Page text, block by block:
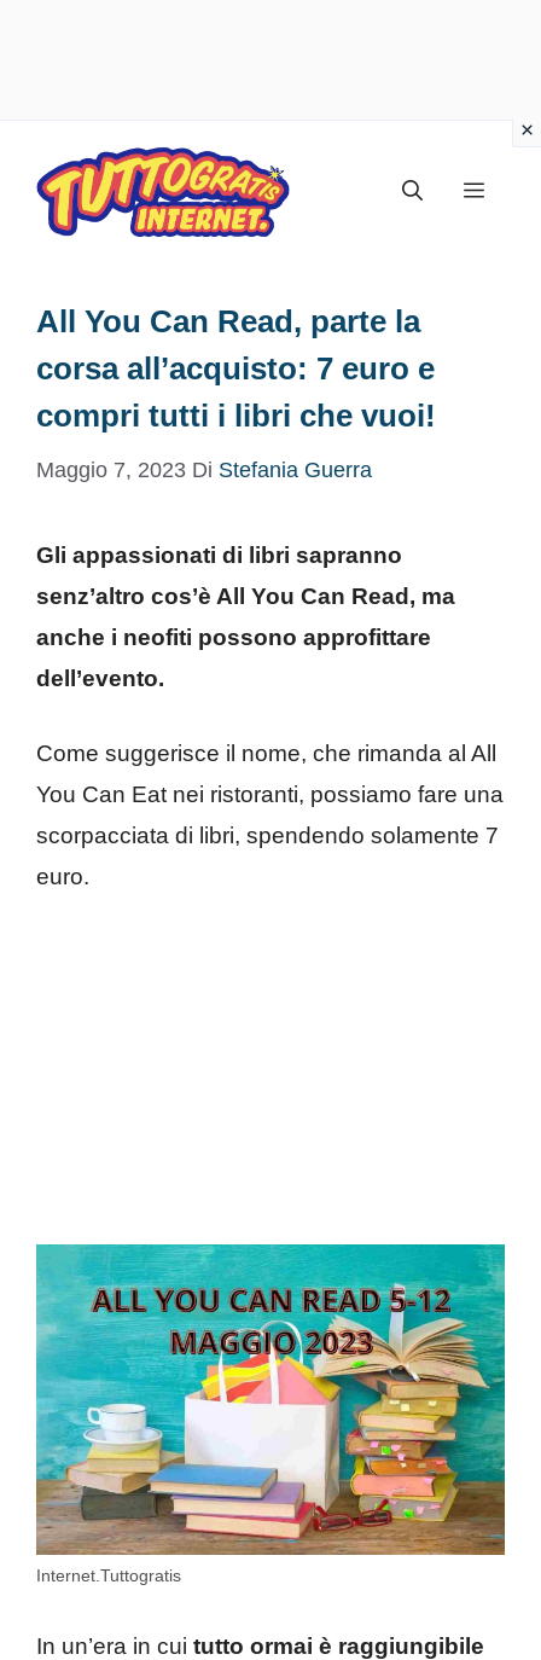
contenuto
Menu
All You Can Read, parte la
corsa all’acquisto: 7 euro e
compri tutti i libri che vuoi!
Maggio 7, 2023 Di Stefania Guerra
Gli appassionati di libri sapranno
senz’altro cos’è All You Can Read, ma
anche i neofiti possono approfittare
dell’evento.
Come suggerisce il nome, che rimanda al All
You Can Eat nei ristoranti, possiamo fare una
scorpacciata di libri, spendendo solamente 7
euro.
Internet.Tuttogratis
In un’era in cui tutto ormai è raggiungibile